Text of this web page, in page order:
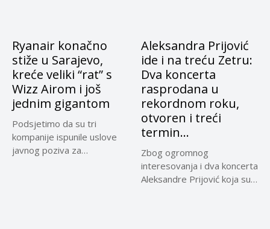
Ryanair konačno
stiže u Sarajevo,
kreće veliki “rat” s
Wizz Airom i još
jednim gigantom
Podsjetimo da su tri
kompanije ispunile uslove
javnog poziva za
Aleksandra Prijović
ide i na treću Zetru:
Dva koncerta
rasprodana u
rekordnom roku,
otvoren i treći
termin…
Zbog ogromnog
interesovanja i dva koncerta
Aleksandre Prijović koja su